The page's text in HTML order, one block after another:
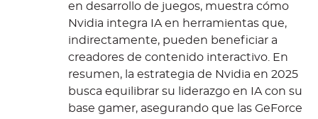
en desarrollo de juegos, muestra cómo
Nvidia integra IA en herramientas que,
indirectamente, pueden beneficiar a
creadores de contenido interactivo. En
resumen, la estrategia de Nvidia en 2025
busca equilibrar su liderazgo en IA con su
base gamer, asegurando que las GeForce